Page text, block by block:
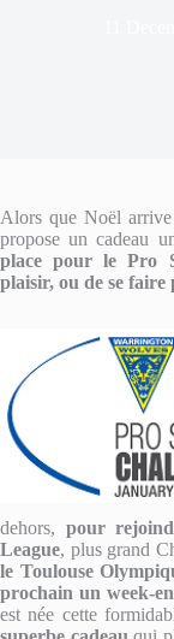
Alors que Noël
propose un cadeau
place pour le Pro
plaisir, ou de se faire
dehors, pour
League, plus grand
le Toulouse
prochain un week-
est née cette